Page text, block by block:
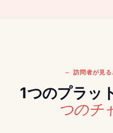
訪問者が見
1つのプラッ
つのチ